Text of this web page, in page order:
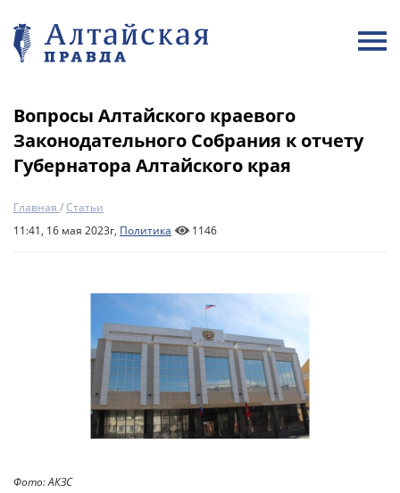
Вопросы Алтайского краевого
Законодательного Собрания к отчету
Губернатора Алтайского края
Главная /Статьи
11:41, 16 мая 2023г, Политика 1146
Фото: АКЗС